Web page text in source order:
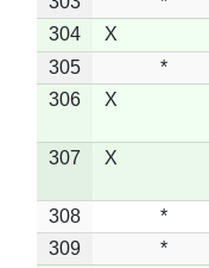
304
X
305
*
306
X
307 X
308 *
309
*